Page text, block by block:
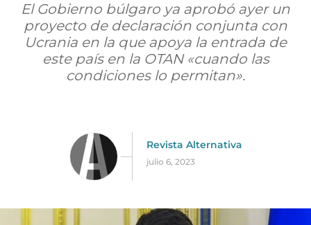
El Gobierno búlgaro ya aprobó ayer un
proyecto de declaración conjunta con
Ucrania en la que apoya la entrada de
este país en la OTAN «cuando las
condiciones lo permitan».
Revista Alternativa
julio 6, 2023